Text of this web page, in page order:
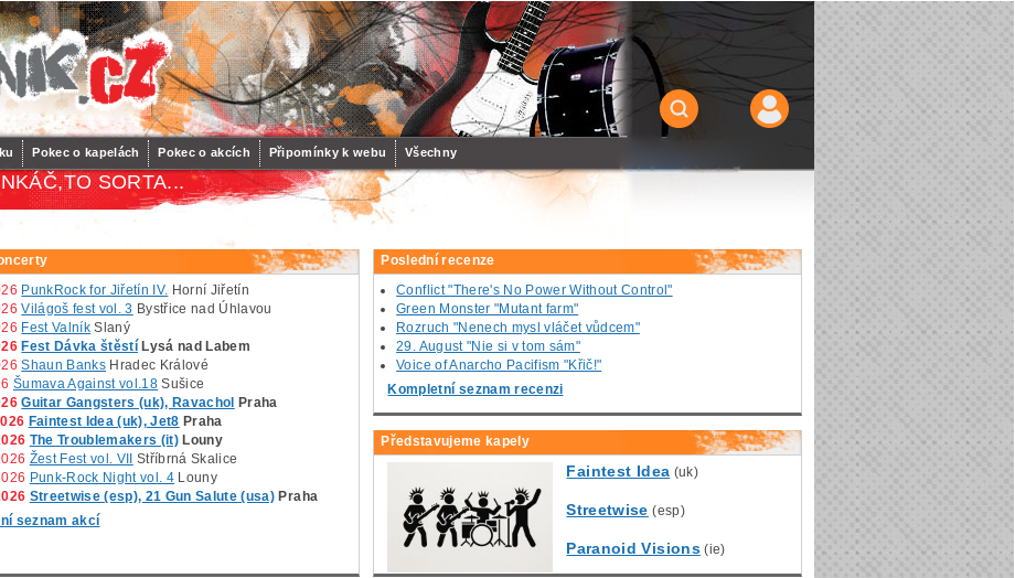
Pokec o kapelách Pokec o akcích Připomínky k webu Všechny
SORTA...
PunkRock for Jiřetín IV. Horní Jiřetín
Világoš fest vol. 3 Bystřice nad Úhlavou
Fest Valník Slaný
Fest Dávka štěstí Lysá nad Labem
Shaun Banks Hradec Králové
Šumava Against vol.18 Sušice
Guitar Gangsters (uk), Ravachol
Praha
Faintest Idea (uk), Jet8 Praha
The Troublemakers (it) Louny
Žest Fest vol. VII
Stříbrná Skalice
Punk-Rock Night vol. 4 Louny
Streetwise (esp), 21 Gun Salute (usa) Praha
seznam akcí
Poslední recenze
Conflict "There's No Power Without Control"
Green Monster "Mutant farm"
Rozruch "Nenech mysl vláčet vůdcem"
29. August "Nie si v tom sám"
Voice of Anarcho Pacifism "Křič!"
Kompletní seznam recenzi
Představujeme kapely
Faintest Idea (uk)
Streetwise (esp)
Paranoid Visions(ie)